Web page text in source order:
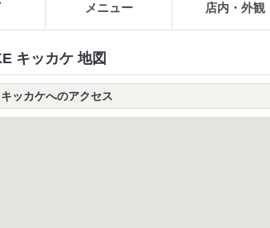
メニュー 店内・外観
キッカケ 地図
ッカケへのアクセス